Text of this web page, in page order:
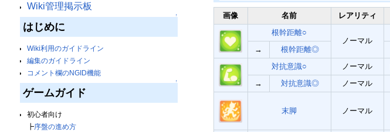
Wiki管理掲示板
↑
はじめに
Wiki利用のガイドライン
編集のガイドライン
コメント欄のNGID機能
↑
ゲームガイド
初心者向け
┣序盤の進め方
画像 名前 レアリティ
根幹距離○
ノーマル
→
根幹距離◎
対抗意識○
ノーマル
→
対抗意識◎ ノーマル
末脚 ノーマル